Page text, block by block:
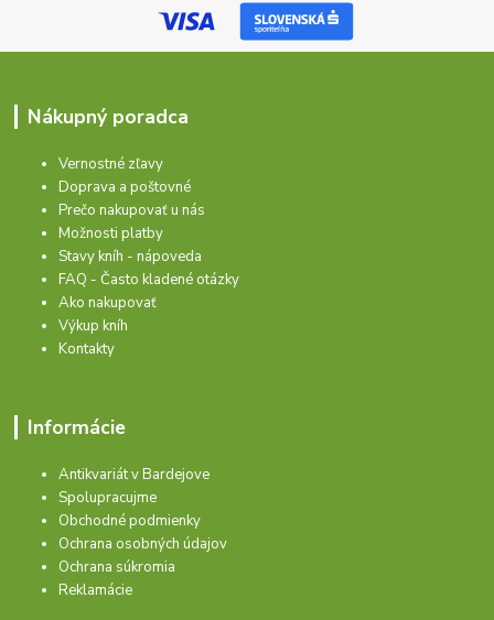
Nákupný poradca
Vernostné zľavy
Doprava a poštovné
Prečo nakupovať u nás
Možnosti platby
Stavy kníh - nápoveda
FAQ - Často kladené otázky
Ako nakupovať
Výkup kníh
Kontakty
Informácie
Antikvariát v Bardejove
Spolupracujme
Obchodné podmienky
Ochrana osobných údajov
Ochrana súkromia
Reklamácie